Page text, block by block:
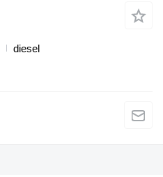
diesel